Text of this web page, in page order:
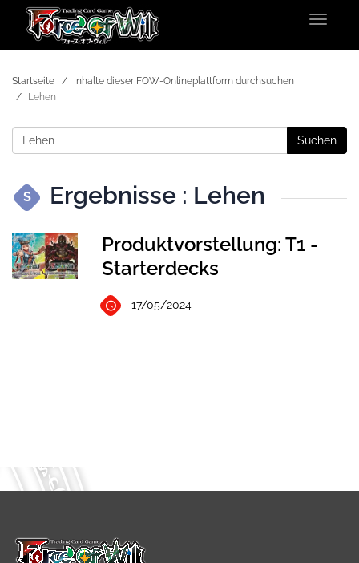
Toggle
Startseite
Inhalte dieser FOW-Onlineplattform durchsuchen
Lehen
Suchen
S Ergebnisse : Lehen
Produktvorstellung: T1 -
Starterdecks
17/05/2024